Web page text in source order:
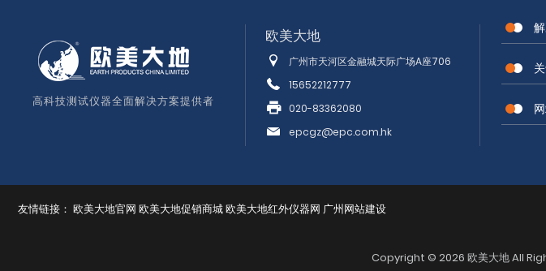
高科技测试仪器全面解决方案提供者
欧美大地
广州市天河区金融城天际广场A座706
15652212777
020-83362080
epcgz@epc.com.hk
友情链接： 欧美大地官网 欧美大地促销商城欧美大地红外仪器网 广州网站建设
Copyright © 2026 欧美大地 All